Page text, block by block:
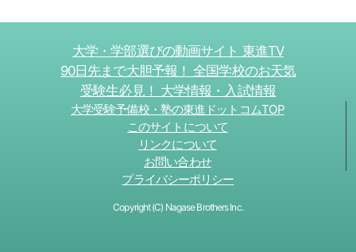
大学・学部選びの動画サイト 東進TV
90日先まで大胆予報！ 全国学校のお天気
受験生必見！ 大学情報・入試情報
大学受験予備校・塾の東進ドットコムTOP
このサイトについて
リンクについて
お問い合わせ
プライバシーポリシー
Copyright (C) Nagase Brothers Inc.